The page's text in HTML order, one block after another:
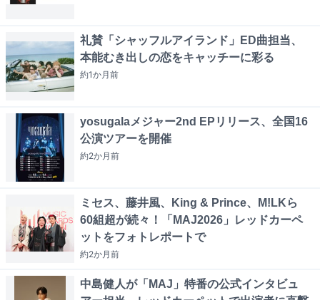
礼賛「シャッフルアイランド」ED曲担当、
本能むき出しの恋をキャッチーに彩る
約1か月前
yosugalaメジャー2nd EPリリース、全国16
公演ツアーを開催
約2か月前
ミセス、藤井風、King & Prince、M!LKら
60組超が続々！「MAJ2026」レッドカーペ
ットをフォトレポートで
約2か月前
中島健人が「MAJ」特番の公式インタビュ